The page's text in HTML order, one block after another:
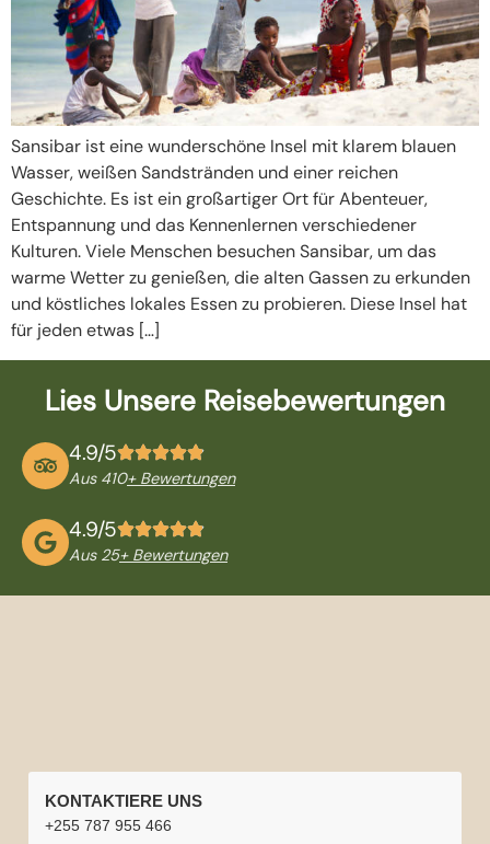
Sansibar ist eine wunderschöne Insel mit klarem blauen
Wasser, weißen Sandstränden und einer reichen
Geschichte. Es ist ein großartiger Ort für Abenteuer,
Entspannung und das Kennenlernen verschiedener
Kulturen. Viele Menschen besuchen Sansibar, um das
warme Wetter zu genießen, die alten Gassen zu erkunden
und köstliches lokales Essen zu probieren. Diese Insel hat
für jeden etwas […]
4.9/5
Aus 410+ Bewertungen
Lies Unsere Reisebewertungen
4.9/5
Aus 25+ Bewertungen
Startseite
Karriere
TOUREN
Tansania-
Tansania +
Serengeti-
Arusha-
Beste
Safari-
KONTAKTIERE UNS
+255 787 955 466